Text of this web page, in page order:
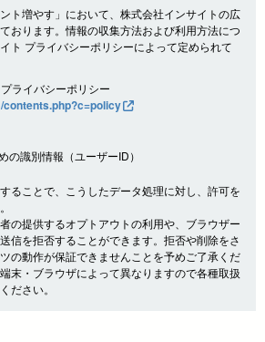
ト増やす」において、株式会社インサイトの広
おります。情報の収集方法および利用方法につ
ト プライバシーポリシーによって定められて
ライバシーポリシー
contents.php?c=policy
の識別情報（ユーザーID）
ることで、こうしたデータ処理に対し、許可を
の提供するオプトアウトの利用や、ブラウザー
信を拒否することができます。拒否や削除をさ
の動作が保証できませんことを予めご了承くだ
末・ブラウザによって異なりますので各種取扱
ださい。